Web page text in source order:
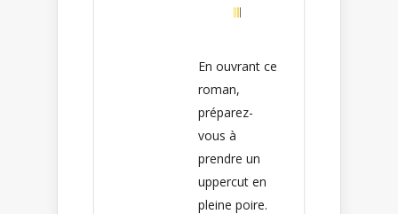
En ouvrant ce
roman,
préparez-
vous à
prendre un
uppercut en
pleine poire.